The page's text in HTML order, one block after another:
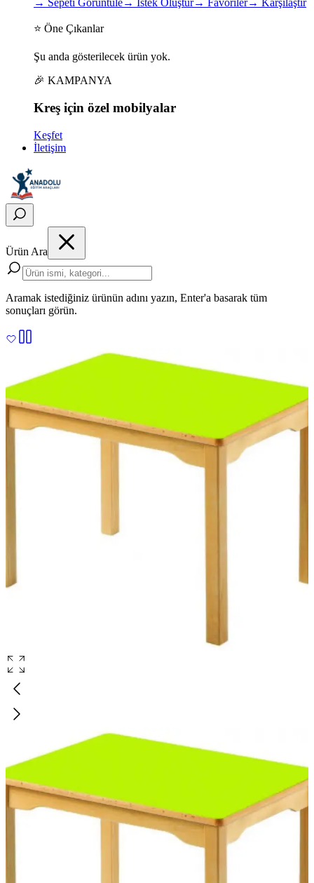
→ Sepeti Görüntüle→ İstek Oluştur→ Favoriler→ Karşılaştır
⭐ Öne Çıkanlar
Şu anda gösterilecek ürün yok.
🎉 KAMPANYA
Kreş için özel mobilyalar
Keşfet
İletişim
Ürün Ara
Aramak istediğiniz ürünün adını yazın, Enter'a basarak tüm
sonuçları görün.